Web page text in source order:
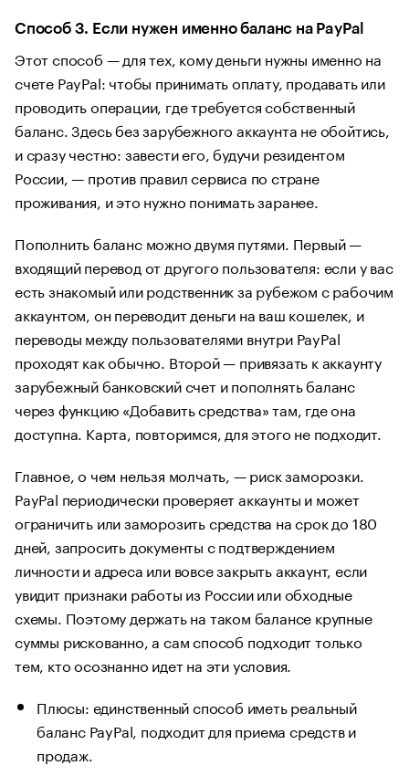
Способ 3. Если нужен именно баланс на PayPal
Этот способ — для тех, кому деньги нужны именно на
счете PayPal: чтобы принимать оплату, продавать или
проводить операции, где требуется собственный
баланс. Здесь без зарубежного аккаунта не обойтись,
и сразу честно: завести его, будучи резидентом
России, — против правил сервиса по стране
проживания, и это нужно понимать заранее.
Пополнить баланс можно двумя путями. Первый —
входящий перевод от другого пользователя: если у вас
есть знакомый или родственник за рубежом с рабочим
аккаунтом, он переводит деньги на ваш кошелек, и
переводы между пользователями внутри PayPal
проходят как обычно. Второй — привязать к аккаунту
зарубежный банковский счет и пополнять баланс
через функцию «Добавить средства» там, где она
доступна. Карта, повторимся, для этого не подходит.
Главное, о чем нельзя молчать, — риск заморозки.
PayPal периодически проверяет аккаунты и может
ограничить или заморозить средства на срок до 180
дней, запросить документы с подтверждением
личности и адреса или вовсе закрыть аккаунт, если
увидит признаки работы из России или обходные
схемы. Поэтому держать на таком балансе крупные
суммы рискованно, а сам способ подходит только
тем, кто осознанно идет на эти условия.
Плюсы: единственный способ иметь реальный
баланс PayPal, подходит для приема средств и
продаж.